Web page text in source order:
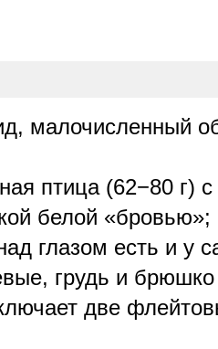
малочисленный
птица (62−80
белой
глазом есть и у
грудь и
две